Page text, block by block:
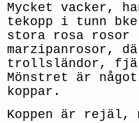
Mycket vacker,
tekopp i tunn
stora rosa rosor
marzipanrosor,
trollsländor,
Mönstret är
koppar.
Koppen är rejäl,